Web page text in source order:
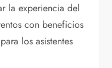
la experiencia del
con beneficios
los asistentes